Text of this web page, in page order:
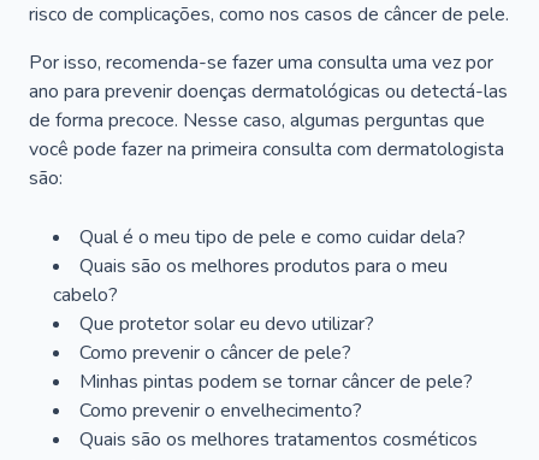
risco de complicações, como nos casos de câncer de pele.
Por isso, recomenda-se fazer uma consulta uma vez por
ano para prevenir doenças dermatológicas ou detectá-las
de forma precoce. Nesse caso, algumas perguntas que
você pode fazer na primeira consulta com dermatologista
são:
Qual é o meu tipo de pele e como cuidar dela?
Quais são os melhores produtos para o meu
cabelo?
Que protetor solar eu devo utilizar?
Como prevenir o câncer de pele?
Minhas pintas podem se tornar câncer de pele?
Como prevenir o envelhecimento?
Quais são os melhores tratamentos cosméticos